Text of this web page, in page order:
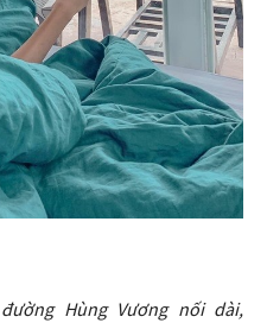
Hùng Vương nối dài,